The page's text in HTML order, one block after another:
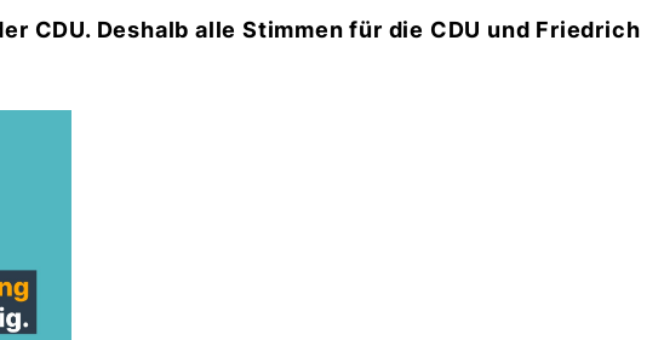
CDU. Deshalb alle Stimmen für die CDU und Friedrich